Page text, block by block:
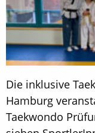
Die inklusive
Hamburg
Taekwondo